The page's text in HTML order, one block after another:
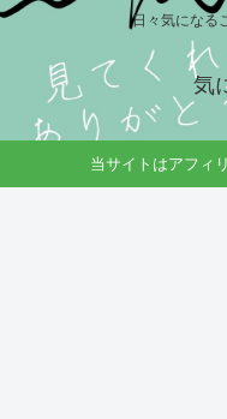
日々気になる
気
当サイトはアフィ